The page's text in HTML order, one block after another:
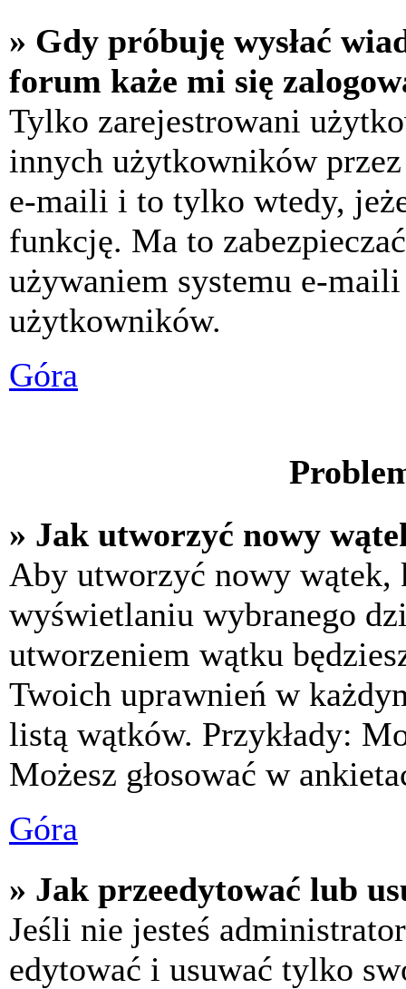
» Gdy próbuję wysłać
forum każe mi się
Tylko zarejestrowani
innych użytkowników
e-maili i to tylko wtedy,
funkcję. Ma to
używaniem systemu e-
użytkowników.
Góra
» Jak utworzyć nowy
Aby utworzyć nowy
wyświetlaniu wybranego
utworzeniem wątku
Twoich uprawnień w
listą wątków. Przykłady:
Możesz głosować w
Góra
» Jak przeedytować lub
Jeśli nie jesteś
edytować i usuwać tylko